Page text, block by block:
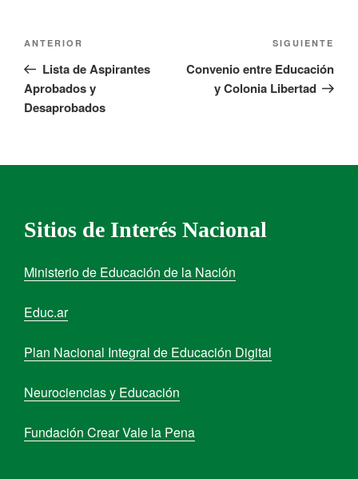
ANTERIOR
Lista de Aspirantes
Aprobados y
Desaprobados
SIGUIENTE
Convenio entre Educación
y Colonia Libertad
Sitios de Interés Nacional
Ministerio de Educación de la Nación
Educ.ar
Plan Nacional Integral de Educación Digital
Neurociencias y Educación
Fundación Crear Vale la Pena